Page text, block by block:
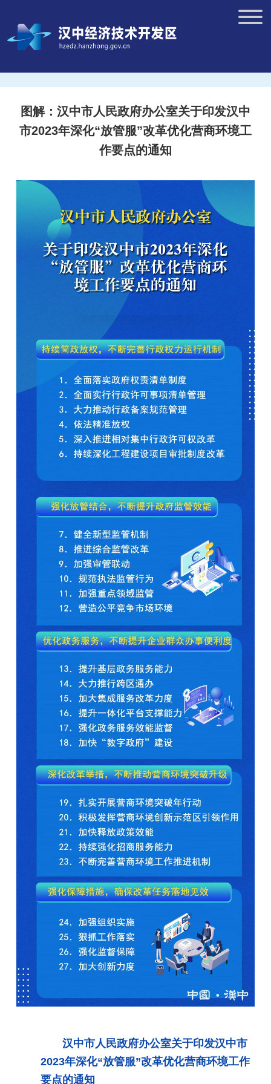
图解：汉中市人民政府办公室关于印发汉中
市2023年深化“放管服”改革优化营商环境工
作要点的通知
汉中市人民政府办公室关于印发汉中市
2023年深化“放管服”改革优化营商环境工作
要点的通知